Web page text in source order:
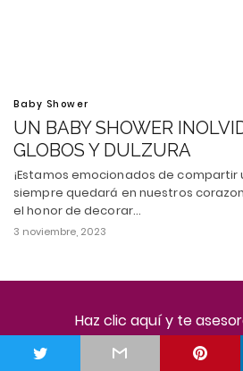
Baby Shower
UN BABY SHOWER
GLOBOS Y DULZURA
¡Estamos emocionados de
siempre quedará en nuestros
el honor de decorar…
3 noviembre, 2023
Todos los derechos reservados
Haz clic aquí y te